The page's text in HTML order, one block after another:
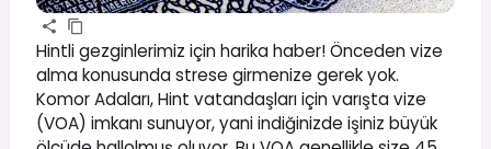
Hintli gezginlerimiz için harika haber! Önceden vize
alma konusunda strese girmenize gerek yok.
Komor Adaları, Hint vatandaşları için varışta vize
(VOA) imkanı sunuyor, yani indiğinizde işiniz büyük